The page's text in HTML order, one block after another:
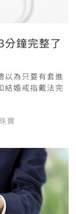
鐘完整了
以為只要有套進
結婚戒指戴法完
寶